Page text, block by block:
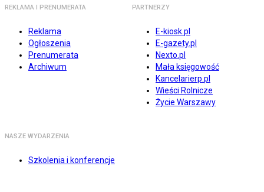
REKLAMA I PRENUMERATA
Reklama
Ogłoszenia
Prenumerata
Archiwum
PARTNERZY
E-kiosk.pl
E-gazety.pl
Nexto.pl
Mała księgowość
Kancelarierp.pl
Wieści Rolnicze
Życie Warszawy
NASZE WYDARZENIA
Szkolenia i konferencje